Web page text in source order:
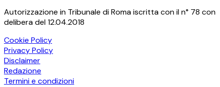
Autorizzazione in Tribunale di Roma iscritta con il n° 78 con
delibera del 12.04.2018
Cookie Policy
Privacy Policy
Disclaimer
Redazione
Termini e condizioni